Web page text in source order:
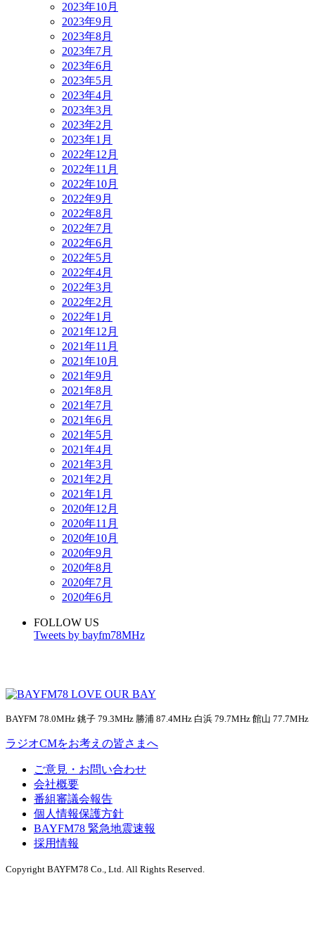
2023年10月
2023年9月
2023年8月
2023年7月
2023年6月
2023年5月
2023年4月
2023年3月
2023年2月
2023年1月
2022年12月
2022年11月
2022年10月
2022年9月
2022年8月
2022年7月
2022年6月
2022年5月
2022年4月
2022年3月
2022年2月
2022年1月
2021年12月
2021年11月
2021年10月
2021年9月
2021年8月
2021年7月
2021年6月
2021年5月
2021年4月
2021年3月
2021年2月
2021年1月
2020年12月
2020年11月
2020年10月
2020年9月
2020年8月
2020年7月
2020年6月
FOLLOW US
Tweets by bayfm78MHz
BAYFM 78.0MHz 銚子 79.3MHz 勝浦 87.4MHz 白浜 79.7MHz 館山 77.7MHz
ラジオCMをお考えの皆さまへ
ご意見・お問い合わせ
会社概要
番組審議会報告
個人情報保護方針
BAYFM78 緊急地震速報
採用情報
Copyright BAYFM78 Co., Ltd. All Rights Reserved.